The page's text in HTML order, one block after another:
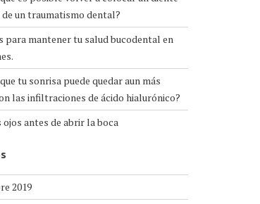
de un traumatismo dental?
para mantener tu salud bucodental en
tu sonrisa puede quedar aun más
las infiltraciones de ácido hialurónico?
antes de abrir la boca
2019